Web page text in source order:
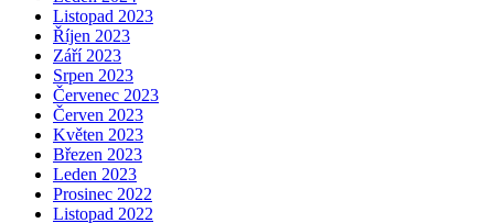
Listopad 2023
Říjen 2023
Září 2023
Srpen 2023
Červenec 2023
Červen 2023
Květen 2023
Březen 2023
Leden 2023
Prosinec 2022
Listopad 2022